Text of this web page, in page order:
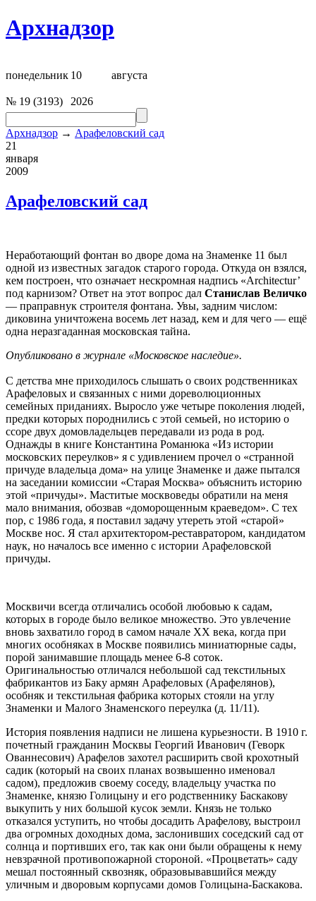
Архнадзор
понедельник 10 августа
№ 19 (3193) 2026
Архнадзор → Арафеловский сад
21
января
2009
Арафеловский сад
Неработающий фонтан во дворе дома на Знаменке 11 был
одной из известных загадок старого города. Откуда он взялся,
кем построен, что означает нескромная надпись «Architectur’
под карнизом? Ответ на этот вопрос дал Станислав Величко
— праправнук строителя фонтана. Увы, задним числом:
диковина уничтожена восемь лет назад, кем и для чего — ещё
одна неразгаданная московская тайна.
Опубликовано в журнале «Московское наследие».
С детства мне приходилось слышать о своих родственниках
Арафеловых и связанных с ними дореволюционных
семейных приданиях. Выросло уже четыре поколения людей,
предки которых породнились с этой семьей, но историю о
ссоре двух домовладельцев передавали из рода в род.
Однажды в книге Константина Романюка «Из истории
московских переулков» я с удивлением прочел о «странной
причуде владельца дома» на улице Знаменке и даже пытался
на заседании комиссии «Старая Москва» объяснить историю
этой «причуды». Маститые москвоведы обратили на меня
мало внимания, обозвав «доморощенным краеведом». С тех
пор, с 1986 года, я поставил задачу утереть этой «старой»
Москве нос. Я стал архитектором-реставратором, кандидатом
наук, но началось все именно с истории Арафеловской
причуды.
Москвичи всегда отличались особой любовью к садам,
которых в городе было великое множество. Это увлечение
вновь захватило город в самом начале XX века, когда при
многих особняках в Москве появились миниатюрные сады,
порой занимавшие площадь менее 6-8 соток.
Оригинальностью отличался небольшой сад текстильных
фабрикантов из Баку армян Арафеловых (Арафелянов),
особняк и текстильная фабрика которых стояли на углу
Знаменки и Малого Знаменского переулка (д. 11/11).
История появления надписи не лишена курьезности. В 1910 г.
почетный гражданин Москвы Георгий Иванович (Геворк
Ованнесович) Арафелов захотел расширить свой крохотный
садик (который на своих планах возвышенно именовал
садом), предложив своему соседу, владельцу участка по
Знаменке, князю Голицыну и его родственнику Баскакову
выкупить у них большой кусок земли. Князь не только
отказался уступить, но чтобы досадить Арафелову, выстроил
два огромных доходных дома, заслонивших соседский сад от
солнца и портивших его, так как они были обращены к нему
невзрачной противопожарной стороной. «Процветать» саду
мешал постоянный сквозняк, образовывавшийся между
уличным и дворовым корпусами домов Голицына-Баскакова.